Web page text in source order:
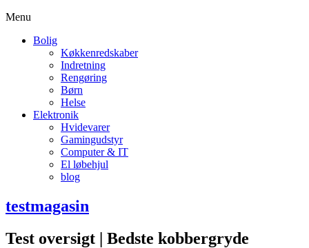
Menu
Bolig
Køkkenredskaber
Indretning
Rengøring
Børn
Helse
Elektronik
Hvidevarer
Gamingudstyr
Computer & IT
El løbehjul
blog
testmagasin
Test oversigt | Bedste kobbergryde